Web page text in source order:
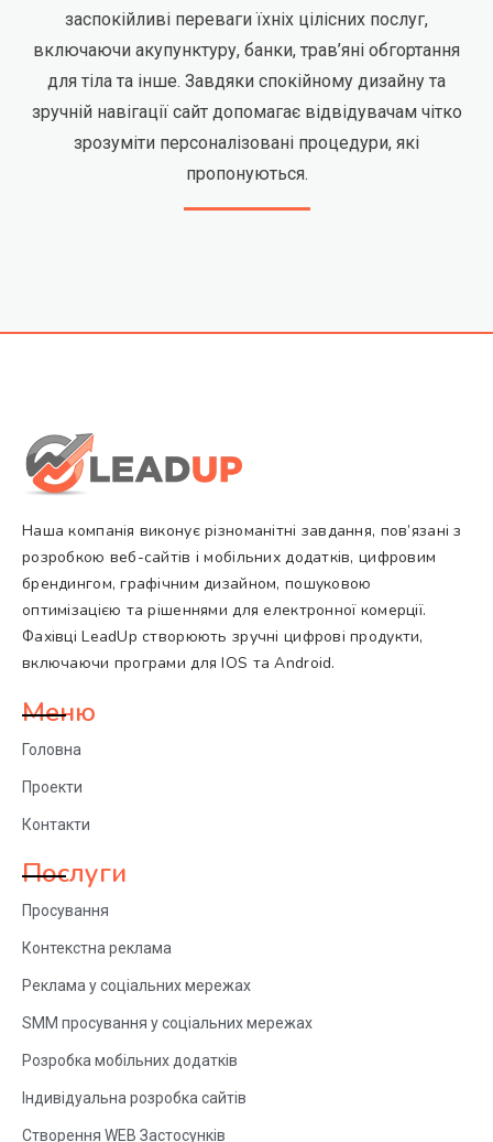
заспокійливі переваги їхніх цілісних послуг,
включаючи акупунктуру, банки, трав’яні обгортання
для тіла та інше. Завдяки спокійному дизайну та
зручній навігації сайт допомагає відвідувачам чітко
зрозуміти персоналізовані процедури, які
пропонуються.
Наша компанія виконує різноманітні завдання, пов’язані з
розробкою веб-сайтів і мобільних додатків, цифровим
брендингом, графічним дизайном, пошуковою
оптимізацією та рішеннями для електронної комерції.
Фахівці LeadUp створюють зручні цифрові продукти,
включаючи програми для IOS та Android.
Меню
Головна
Проекти
Контакти
Послуги
Просування
Контекстна реклама
Реклама у соціальних мережах
SMM просування у соціальних мережах
Розробка мобільних додатків
Індивідуальна розробка сайтів
Створення WEB Застосунків